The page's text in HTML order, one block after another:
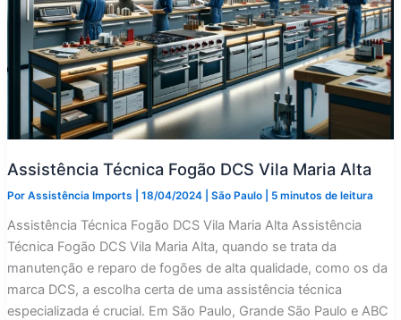
Assistência Técnica Fogão DCS Vila Maria Alta
Por Assistência Imports 18/04/2024 São Paulo| 5 minutos de leitura
Assistência Técnica Fogão DCS Vila Maria Alta Assistência
Técnica Fogão DCS Vila Maria Alta, quando se trata da
manutenção e reparo de fogões de alta qualidade, como os da
marca DCS, a escolha certa de uma assistência técnica
especializada é crucial. Em São Paulo, Grande São Paulo e ABC